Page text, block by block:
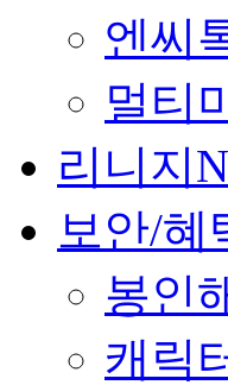
엔씨
멀티
리니지
보안/혜
봉인
캐릭